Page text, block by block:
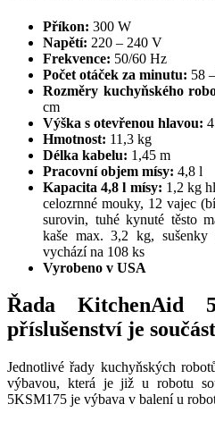
Příkon: 300 W
Napětí: 220 – 240 V
Frekvence: 50/60 Hz
Počet otáček za minutu: 58
Rozměry kuchyňského
cm
Výška s otevřenou hlavou:
Hmotnost: 11,3 kg
Délka kabelu: 1,45 m
Pracovní objem mísy: 4,8 l
Kapacita 4,8 l mísy: 1,2 kg
celozrnné mouky, 12 vajec
surovin, tuhé kynuté těsto
kaše max. 3,2 kg,
vychází na 108 ks
Vyrobeno v USA
Řada KitchenAid
příslušenství je
Jednotlivé řady kuchyňských
výbavou, která je již u robotu
5KSM175 je výbava v balení u